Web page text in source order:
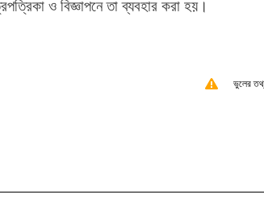
ও বিজ্ঞাপনে তা ব্যবহার করা হয়।
ভুলের